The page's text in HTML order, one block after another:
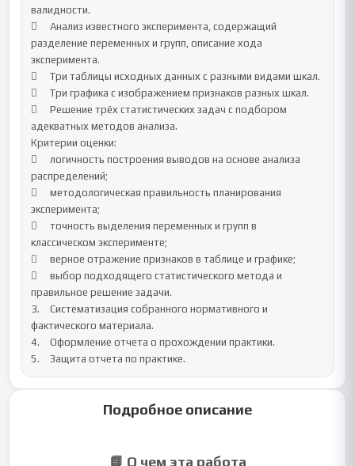
валидности.
	Анализ известного эксперимента, содержащий
разделение переменных и групп, описание хода
эксперимента.
	Три таблицы исходных данных с разными видами шкал.
	Три графика с изображением признаков разных шкал.
	Решение трёх статистических задач с подбором
адекватных методов анализа.
Критерии оценки:
	логичность построения выводов на основе анализа
распределений;
	методологическая правильность планирования
эксперимента;
	точность выделения переменных и групп в
классическом эксперименте;
	верное отражение признаков в таблице и графике;
	выбор подходящего статистического метода и
правильное решение задачи.
3.	Систематизация собранного нормативного и
фактического материала.
4.	Оформление отчета о прохождении практики.
5.	Защита отчета по практике.
Подробное описание
📘 О чем эта работа